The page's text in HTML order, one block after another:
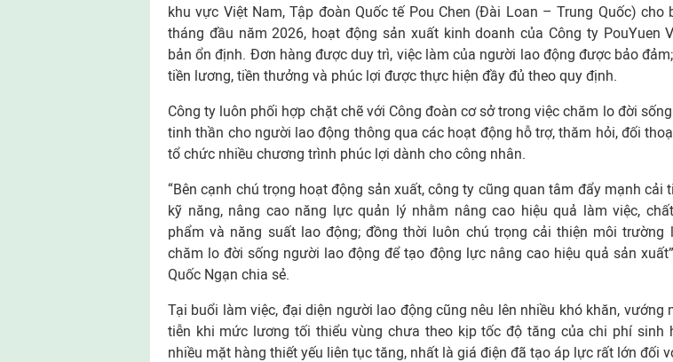
khu vực Việt Nam, Tập đoàn Quốc tế Pou Chen (Đài Loan – Trung Quốc) cho
tháng đầu năm 2026, hoạt động sản xuất kinh doanh của Công ty PouYuen
bản ổn định. Đơn hàng được duy trì, việc làm của người lao động được bảo
tiền lương, tiền thưởng và phúc lợi được thực hiện đầy đủ theo quy định.
Công ty luôn phối hợp chặt chẽ với Công đoàn cơ sở trong việc chăm lo đời
tinh thần cho người lao động thông qua các hoạt động hỗ trợ, thăm hỏi, đối
tổ chức nhiều chương trình phúc lợi dành cho công nhân.
“Bên cạnh chú trọng hoạt động sản xuất, công ty cũng quan tâm đẩy mạnh cải
kỹ năng, nâng cao năng lực quản lý nhằm nâng cao hiệu quả làm việc,
phẩm và năng suất lao động; đồng thời luôn chú trọng cải thiện môi trường
chăm lo đời sống người lao động để tạo động lực nâng cao hiệu quả sản
Quốc Ngạn chia sẻ.
Tại buổi làm việc, đại diện người lao động cũng nêu lên nhiều khó khăn, vướng
tiễn khi mức lương tối thiểu vùng chưa theo kịp tốc độ tăng của chi phí sinh
nhiều mặt hàng thiết yếu liên tục tăng, nhất là giá điện đã tạo áp lực rất lớn đối